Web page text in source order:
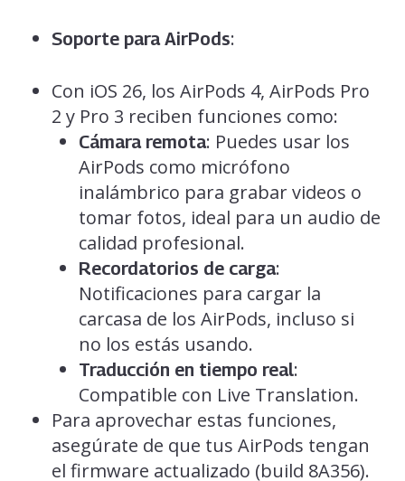
Soporte para AirPods:
Con iOS 26, los AirPods 4, AirPods Pro
2 y Pro 3 reciben funciones como:
Cámara remota: Puedes usar los
AirPods como micrófono
inalámbrico para grabar videos o
tomar fotos, ideal para un audio de
calidad profesional.
Recordatorios de carga:
Notificaciones para cargar la
carcasa de los AirPods, incluso si
no los estás usando.
Traducción en tiempo real:
Compatible con Live Translation.
Para aprovechar estas funciones,
asegúrate de que tus AirPods tengan
el firmware actualizado (build 8A356).